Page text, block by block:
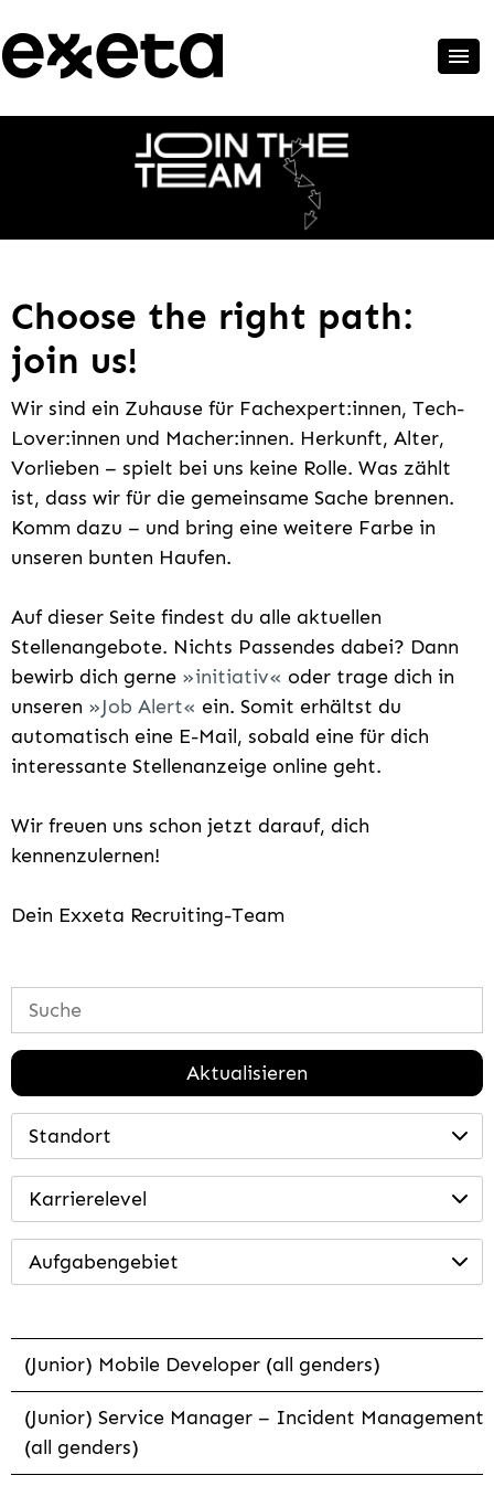
Choose the right path:
join us!
Wir sind ein Zuhause für Fachexpert:innen, Tech-
Lover:innen und Macher:innen. Herkunft, Alter,
Vorlieben – spielt bei uns keine Rolle. Was zählt
ist, dass wir für die gemeinsame Sache brennen.
Komm dazu – und bring eine weitere Farbe in
unseren bunten Haufen.
Auf dieser Seite findest du alle aktuellen
Stellenangebote. Nichts Passendes dabei? Dann
bewirb dich gerne
initiativ
oder trage dich in
unseren
Job Alert
ein. Somit erhältst du
automatisch eine E-Mail, sobald eine für dich
interessante Stellenanzeige online geht.
Wir freuen uns schon jetzt darauf, dich
kennenzulernen!
Dein Exxeta Recruiting-Team
Aktualisieren
Standort
Karrierelevel
Aufgabengebiet
(Junior) Mobile Developer (all genders)
(Junior) Service Manager – Incident Management
(all genders)